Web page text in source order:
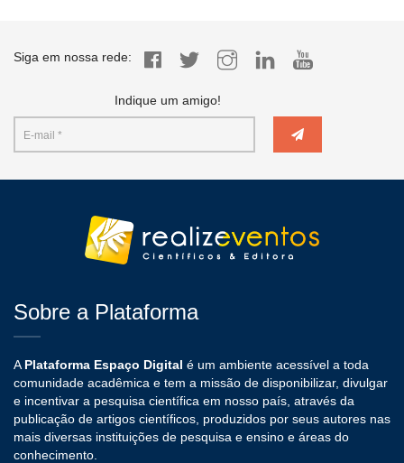
Siga em nossa rede:
Indique um amigo!
Sobre a Plataforma
APlataforma Espaço Digital é um ambiente acessível a toda
comunidade acadêmica e tem a missão de disponibilizar, divulgar
e incentivar a pesquisa científica em nosso país, através da
publicação de artigos científicos, produzidos por seus autores nas
mais diversas instituições de pesquisa e ensino e áreas do
conhecimento.